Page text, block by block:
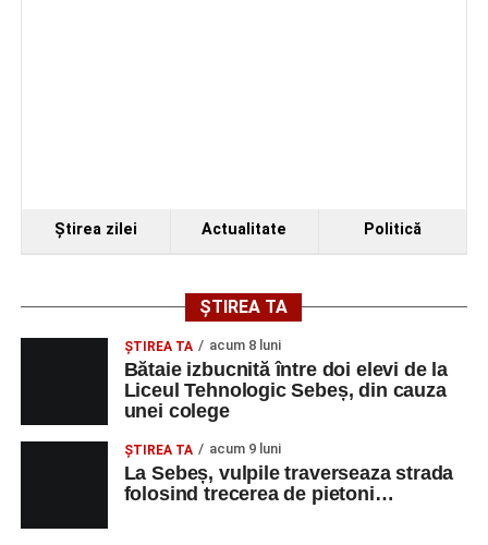
Ştirea zilei Actualitate Politică
ȘTIREA TA
ŞTIREA TA acum 8 luni
Bătaie izbucnită între doi elevi de la
Liceul Tehnologic Sebeș, din cauza
unei colege
ŞTIREA TA acum 9 luni
La Sebeș, vulpile traverseaza strada
folosind trecerea de pietoni…